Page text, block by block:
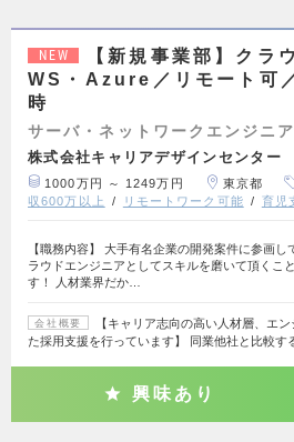
NEW
【新規事業部】クラ
WS・Azure／リモート可
時
サーバ・ネットワークエンジニア
株式会社キャリアデザインセンター
1000万円 ～ 1249万円 東京都
収600万以上
リモートワーク可能 育児
【職務内容】 大手有名企業の開発案件に参画し
ラウドエンジニアとしてスキルを磨いて頂くこ
す！ 人材業界だか…
会社概要
【キャリア志向の高い人材層、エ
た採用支援を行っています】 同業他社と比較
興味あり